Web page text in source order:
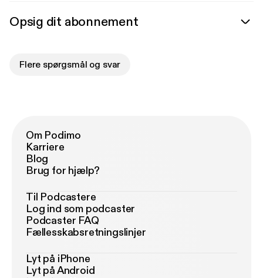
Opsig dit abonnement
Flere spørgsmål og svar
Om Podimo
Karriere
Blog
Brug for hjælp?
Til Podcastere
Log ind som podcaster
Podcaster FAQ
Fællesskabsretningslinjer
Lyt på iPhone
Lyt på Android